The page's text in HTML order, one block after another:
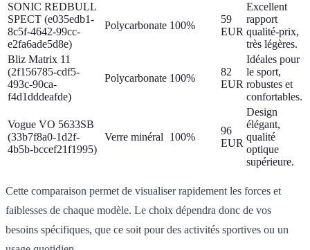
SONIC REDBULL
SPECT (e035edb1-
8c5f-4642-99cc-
e2fa6ade5d8e)
Polycarbonate 100%
59
EUR
Excellent
rapport
qualité-prix,
très légères.
Bliz Matrix 11
(2f156785-cdf5-
493c-90ca-
f4d1dddeafde)
Polycarbonate 100%
82
EUR
Idéales pour
le sport,
robustes et
confortables.
Vogue VO 5633SB
(33b7f8a0-1d2f-
4b5b-bccef21f1995)
Verre minéral 100%
96
EUR
Design
élégant,
qualité
optique
supérieure.
Cette comparaison permet de visualiser rapidement les forces et
faiblesses de chaque modèle. Le choix dépendra donc de vos
besoins spécifiques, que ce soit pour des activités sportives ou un